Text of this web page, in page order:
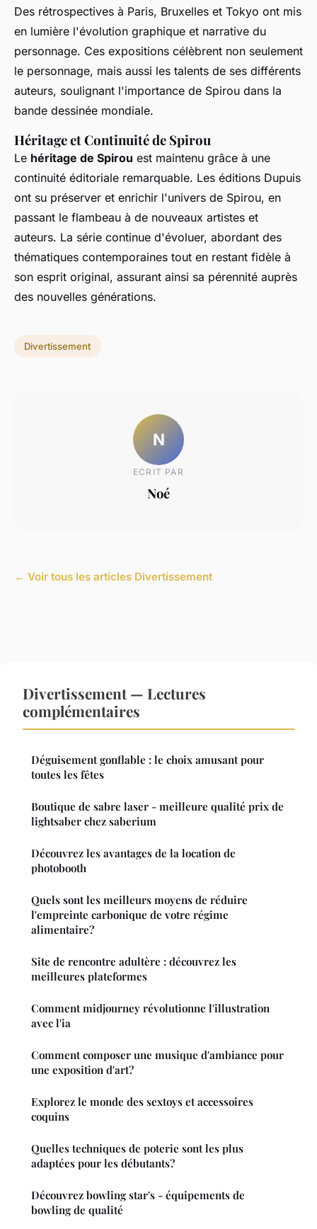
Des rétrospectives à Paris, Bruxelles et Tokyo ont mis
en lumière l'évolution graphique et narrative du
personnage. Ces expositions célèbrent non seulement
le personnage, mais aussi les talents de ses différents
auteurs, soulignant l'importance de Spirou dans la
bande dessinée mondiale.
Héritage et Continuité de Spirou
Le héritage de Spirou est maintenu grâce à une
continuité éditoriale remarquable. Les éditions Dupuis
ont su préserver et enrichir l'univers de Spirou, en
passant le flambeau à de nouveaux artistes et
auteurs. La série continue d'évoluer, abordant des
thématiques contemporaines tout en restant fidèle à
son esprit original, assurant ainsi sa pérennité auprès
des nouvelles générations.
Divertissement
N
ECRIT PAR
Noé
← Voir tous les articles Divertissement
Divertissement — Lectures
complémentaires
Déguisement gonflable : le choix amusant pour
toutes les fêtes
Boutique de sabre laser - meilleure qualité prix de
lightsaber chez saberium
Découvrez les avantages de la location de
photobooth
Quels sont les meilleurs moyens de réduire
l'empreinte carbonique de votre régime
alimentaire?
Site de rencontre adultère : découvrez les
meilleures plateformes
Comment midjourney révolutionne l'illustration
avec l'ia
Comment composer une musique d'ambiance pour
une exposition d'art?
Explorez le monde des sextoys et accessoires
coquins
Quelles techniques de poterie sont les plus
adaptées pour les débutants?
Découvrez bowling star's - équipements de
bowling de qualité